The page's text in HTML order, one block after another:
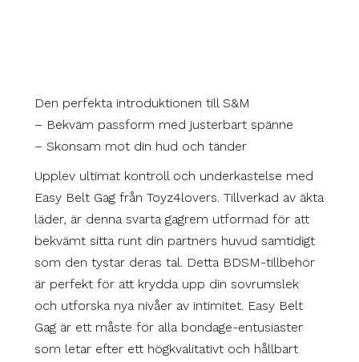
Den perfekta introduktionen till S&M
– Bekväm passform med justerbart spänne
– Skonsam mot din hud och tänder
Upplev ultimat kontroll och underkastelse med
Easy Belt Gag från Toyz4lovers. Tillverkad av äkta
läder, är denna svarta gagrem utformad för att
bekvämt sitta runt din partners huvud samtidigt
som den tystar deras tal. Detta BDSM-tillbehör
är perfekt för att krydda upp din sovrumslek
och utforska nya nivåer av intimitet. Easy Belt
Gag är ett måste för alla bondage-entusiaster
som letar efter ett högkvalitativt och hållbart